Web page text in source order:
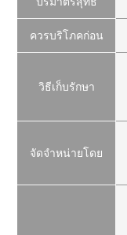
ควรบริโภคก่อน
วิธีเก็บรักษา
จัดจำหน่ายโดย